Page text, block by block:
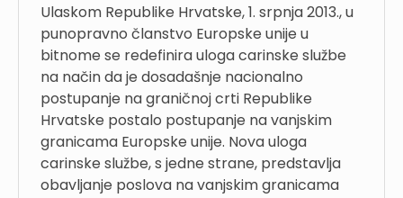
Ulaskom Republike Hrvatske, 1. srpnja 2013., u
punopravno članstvo Europske unije u
bitnome se redefinira uloga carinske službe
na način da je dosadašnje nacionalno
postupanje na graničnoj crti Republike
Hrvatske postalo postupanje na vanjskim
granicama Europske unije. Nova uloga
carinske službe, s jedne strane, predstavlja
obavljanje poslova na vanjskim granicama